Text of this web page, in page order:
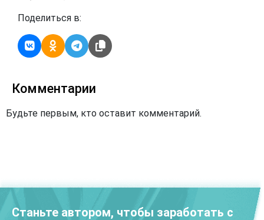
Поделиться в:
Комментарии
Будьте первым, кто оставит комментарий.
Станьте автором, чтобы заработать с